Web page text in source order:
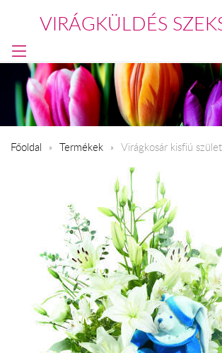
VIRÁGKÜLDÉS
Főoldal Termékek Virágkosár kisfiú